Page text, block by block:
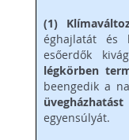
(1)
éghajlatát és
esőerdők
légkörben
beengedik a
egyensúlyát.